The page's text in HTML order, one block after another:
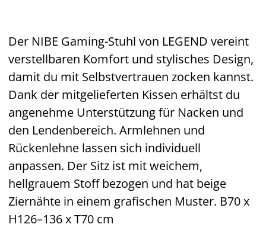
Der NIBE Gaming-Stuhl von LEGEND vereint
verstellbaren Komfort und stylisches Design,
damit du mit Selbstvertrauen zocken kannst.
Dank der mitgelieferten Kissen erhältst du
angenehme Unterstützung für Nacken und
den Lendenbereich. Armlehnen und
Rückenlehne lassen sich individuell
anpassen. Der Sitz ist mit weichem,
hellgrauem Stoff bezogen und hat beige
Ziernähte in einem grafischen Muster. B70 x
H126–136 x T70 cm